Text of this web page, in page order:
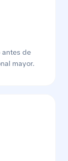
antes de
mayor.